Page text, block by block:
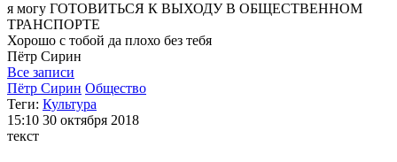
я могу ГОТОВИТЬСЯ К ВЫХОДУ В ОБЩЕСТВЕННОМ
ТРАНСПОРТЕ
Хорошо с тобой да плохо без тебя
Пётр Сирин
Все записи
Пётр Сирин Общество
Теги: Культура
15:10 30 октября 2018
текст